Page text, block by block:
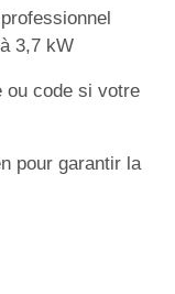
3,7 kW
ou code si votre
pour garantir la